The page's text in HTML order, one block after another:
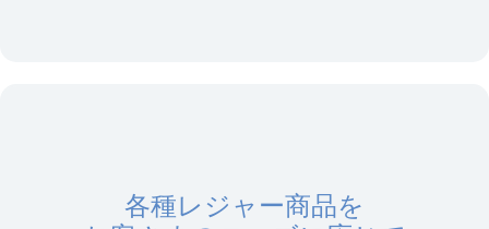
各種レジャー商品を